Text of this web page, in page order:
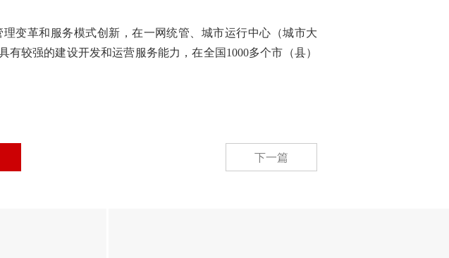
变革和服务模式创新，在一网统管、城市运行中心（城市大
较强的建设开发和运营服务能力，在全国1000多个市（县）
下一篇